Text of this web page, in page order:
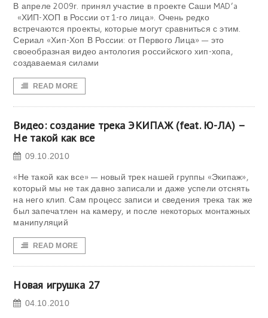
В апреле 2009г. принял участие в проекте Саши MAD’a
«ХИП-ХОП в России от 1-го лица». Очень редко
встречаются проекты, которые могут сравниться с этим.
Сериал «Хип-Хоп В России: от Первого Лица» — это
своеобразная видео антология российского хип-хопа,
создаваемая силами
READ MORE
Видео: создание трека ЭКИПАЖ (feat. Ю-ЛА) –
Не такой как все
09.10.2010
«Не такой как всe» — новый трек нашей группы «Экипаж»,
который мы не так давно записали и даже успели отснять
на него клип. Сам процесс записи и сведения трека так же
был запечатлен на камеру, и после некоторых монтажных
манипуляций
READ MORE
Новая игрушка 27
04.10.2010